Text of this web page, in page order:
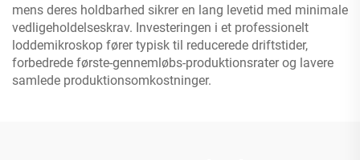
mens deres holdbarhed sikrer en lang levetid med minimale
vedligeholdelseskrav. Investeringen i et professionelt
loddemikroskop fører typisk til reducerede driftstider,
forbedrede første-gennemløbs-produktionsrater og lavere
samlede produktionsomkostninger.